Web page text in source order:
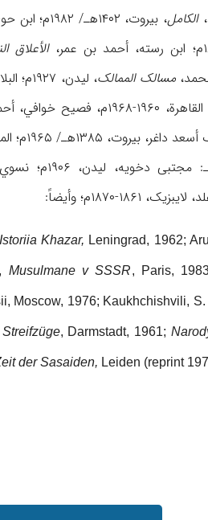
الکامل، بیروت، ۱۴۰۲هـ/ ۱۹۸۲م؛ ابن حوقل،
الأعلاق
مسالک الممالک، لیدن، ۱۹۲۷م؛ البلاذري، أحمدبن یحیی،
أحمدبن محمد،
۱۳۸۵هـ/ ۱۹۶۵م؛ المقدسي، محمدبن أحمد،
دخویه، لیدن، ۱۹۰۶م؛ نسوي، محمدبن أحمد،
۱۸۶۱-۱۸۷۰م؛ وأیضاً:
Istoriia Khazar, Leningrad, 1962;
Musulmane v SSSR, Paris,
Moscow, 1976; Kaukhchishvili,
, Darmstadt, 1961;
der Sasaiden, Leiden (reprint